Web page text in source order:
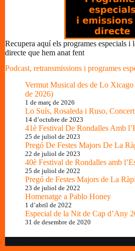
Recupera aquí els programes especials i
directe que hem anat fent
Podcast, retransmissions i programes
Vermut Musical des de Lo
de 2026)
1 de març de 2026
Lo Suís, Rosaleda i Ruso,
14 d’octubre de 2023
41è Festival De Rondalles Amb
25 de juliol de 2023
Pregó De Festes Majors De La
22 de juliol de 2023
40è Festival de Rondalles amb
25 de juliol de 2022
Pregó de Festes Majors de La
23 de juliol de 2022
Homenatge a Pablo Honey
1 d’abril de 2022
Especial de la Nit de Cap d’Any
31 de desembre de 2020